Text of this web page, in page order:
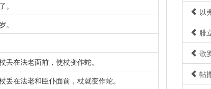
。
。
在法老面前，使杖变作蛇。
在法老和臣仆面前，杖就变作蛇。
以
腓
歌
帖